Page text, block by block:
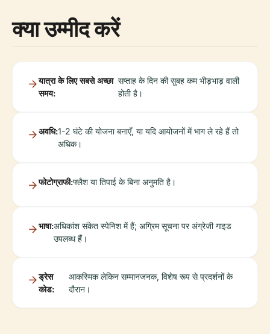
क्या उम्मीद करें
यात्रा के लिए सबसे अच्छा
समय:
सप्ताह के दिन की सुबह कम भीड़भाड़ वाली
होती है।
अवधि:1-2 घंटे की योजना बनाएँ, या यदि आयोजनों में भाग ले रहे हैं तो
अधिक।
फोटोग्राफी:फ्लैश या तिपाई के बिना अनुमति है।
भाषा:अधिकांश संकेत स्पेनिश में हैं; अग्रिम सूचना पर अंग्रेजी गाइड
उपलब्ध हैं।
ड्रेस
कोड:
आकस्मिक लेकिन सम्मानजनक, विशेष रूप से प्रदर्शनों के
दौरान।